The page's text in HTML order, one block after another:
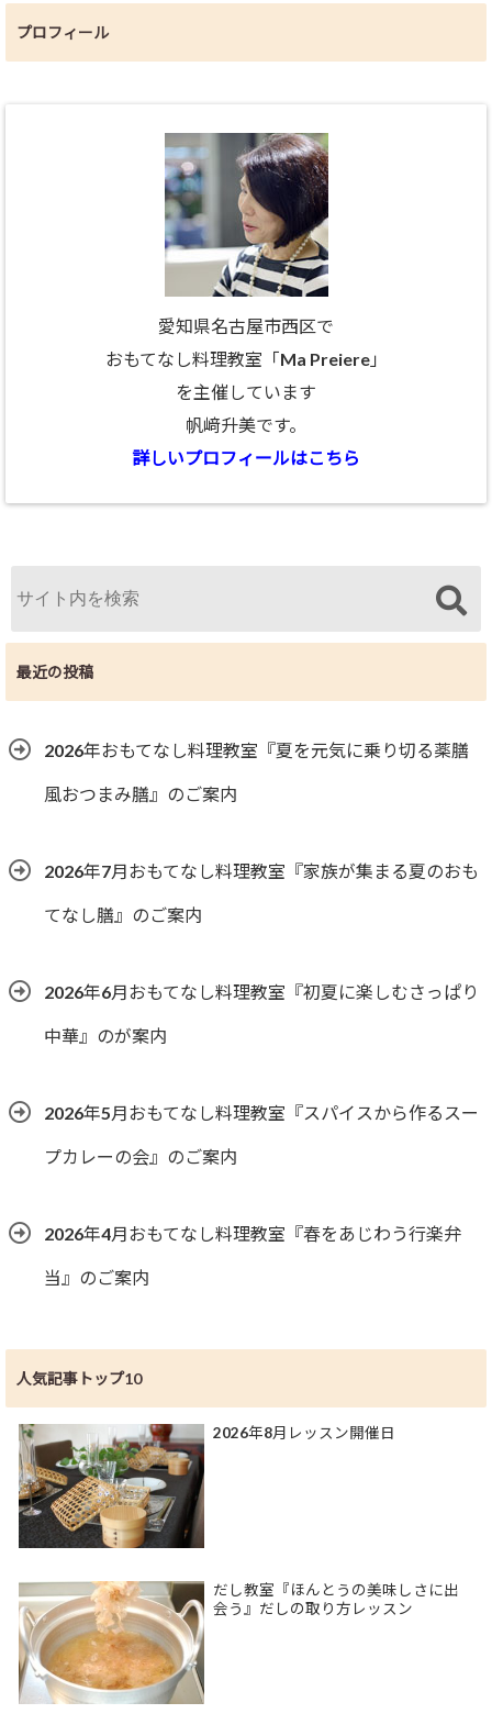
プロフィール
愛知県名古屋市西区で
おもてなし料理教室「Ma Preiere」
を主催しています
帆﨑升美です。
詳しいプロフィールはこちら
最近の投稿
2026年おもてなし料理教室『夏を元気に乗り切る薬膳
風おつまみ膳』のご案内
2026年7月おもてなし料理教室『家族が集まる夏のおも
てなし膳』のご案内
2026年6月おもてなし料理教室『初夏に楽しむさっぱり
中華』のが案内
2026年5月おもてなし料理教室『スパイスから作るスー
プカレーの会』のご案内
2026年4月おもてなし料理教室『春をあじわう行楽弁
当』のご案内
人気記事トップ10
2026年8月レッスン開催日
だし教室『ほんとうの美味しさに出
会う』だしの取り方レッスン